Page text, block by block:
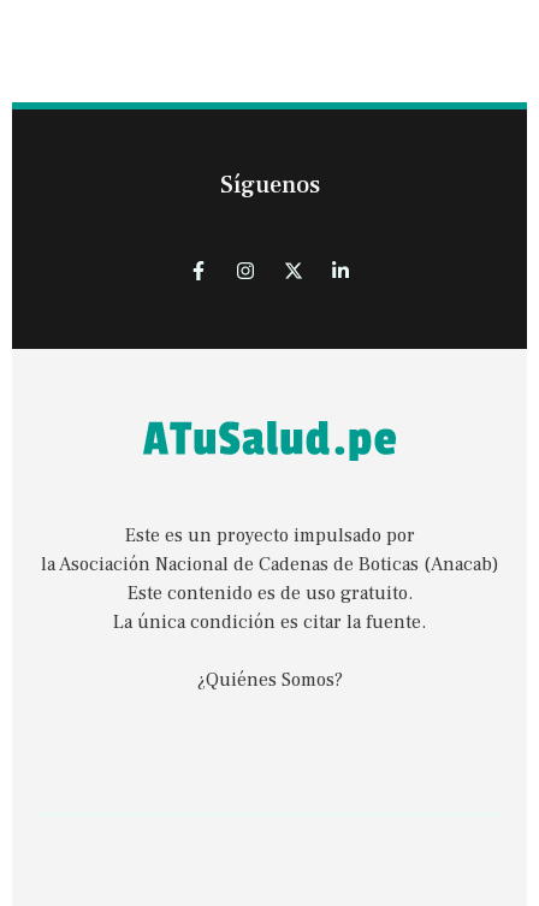
Síguenos
Este es un proyecto impulsado por
la Asociación Nacional de Cadenas de Boticas (Anacab)
Este contenido es de uso gratuito.
La única condición es citar la fuente.
¿Quiénes Somos?